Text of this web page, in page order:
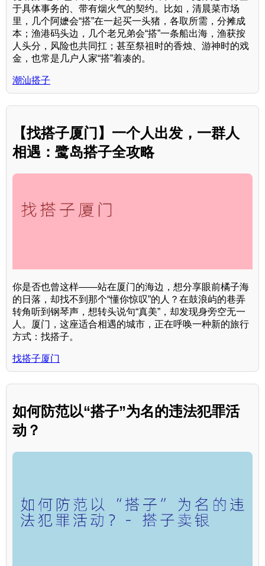
于具体事务的、带有烟火气的契约。比如，清晨菜市场
里，几个阿嬷会“搭”在一起买一头猪，各取所需，分摊成
本；渔港码头边，几个老兄弟会“搭”一条船出海，渔获按
人头分，风险也共同扛；甚至祭祖时的香烛、游神时的戏
金，也常是几户人家“搭”着凑的。
潮汕搭子
【找搭子厦门】一个人出发，一群人
相遇：鹭岛搭子全攻略
你是否也曾这样——站在厦门的海边，想分享眼前橘子海
的日落，却找不到那个“懂你惊叹”的人？在鼓浪屿的巷弄
转角听到钢琴声，想转头说句“真美”，却发现身旁空无一
人。厦门，这座适合相遇的城市，正在呼唤一种新的旅行
方式：找搭子。
找搭子厦门
如何防范以“搭子”为名的违法犯罪活
动？